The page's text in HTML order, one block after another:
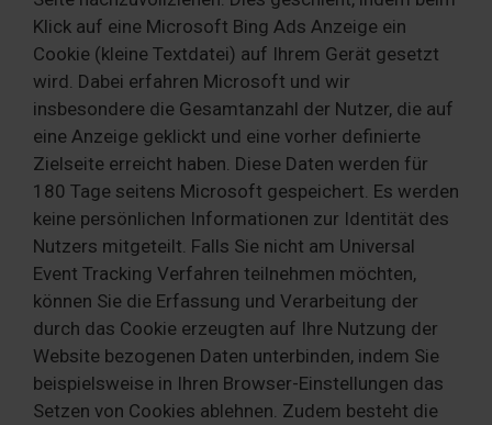
Klick auf eine Microsoft Bing Ads Anzeige ein
Cookie (kleine Textdatei) auf Ihrem Gerät gesetzt
wird. Dabei erfahren Microsoft und wir
insbesondere die Gesamtanzahl der Nutzer, die auf
eine Anzeige geklickt und eine vorher definierte
Zielseite erreicht haben. Diese Daten werden für
180 Tage seitens Microsoft gespeichert. Es werden
keine persönlichen Informationen zur Identität des
Nutzers mitgeteilt. Falls Sie nicht am Universal
Event Tracking Verfahren teilnehmen möchten,
können Sie die Erfassung und Verarbeitung der
durch das Cookie erzeugten auf Ihre Nutzung der
Website bezogenen Daten unterbinden, indem Sie
beispielsweise in Ihren Browser-Einstellungen das
Setzen von Cookies ablehnen. Zudem besteht die